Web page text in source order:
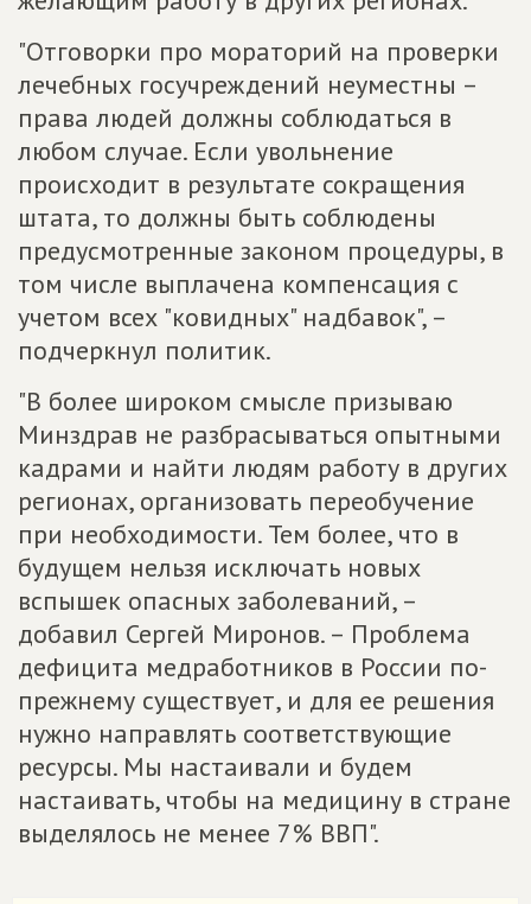
"Отговорки про мораторий на проверки
лечебных госучреждений неуместны –
права людей должны соблюдаться в
любом случае. Если увольнение
происходит в результате сокращения
штата, то должны быть соблюдены
предусмотренные законом процедуры, в
том числе выплачена компенсация с
учетом всех "ковидных" надбавок", –
подчеркнул политик.
"В более широком смысле призываю
Минздрав не разбрасываться опытными
кадрами и найти людям работу в других
регионах, организовать переобучение
при необходимости. Тем более, что в
будущем нельзя исключать новых
вспышек опасных заболеваний, –
добавил Сергей Миронов. – Проблема
дефицита медработников в России по-
прежнему существует, и для ее решения
нужно направлять соответствующие
ресурсы. Мы настаивали и будем
настаивать, чтобы на медицину в стране
выделялось не менее 7% ВВП".